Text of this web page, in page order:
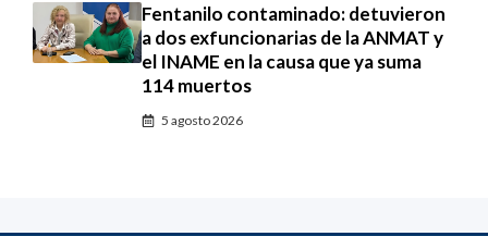
Fentanilo contaminado: detuvieron
a dos exfuncionarias de la ANMAT y
el INAME en la causa que ya suma
114 muertos
5 agosto 2026